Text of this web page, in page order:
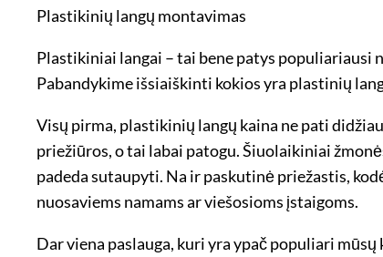
Plastikinių langų montavimas
Plastikiniai langai – tai bene patys populiariausi
Pabandykime išsiaiškinti kokios yra plastinių
Visų pirma, plastikinių langų kaina ne pati
priežiūros, o tai labai patogu. Šiuolaikiniai
padeda sutaupyti. Na ir paskutinė priežastis,
nuosaviems namams ar viešosioms įstaigoms.
Dar viena paslauga, kuri yra ypač populiari mūsų